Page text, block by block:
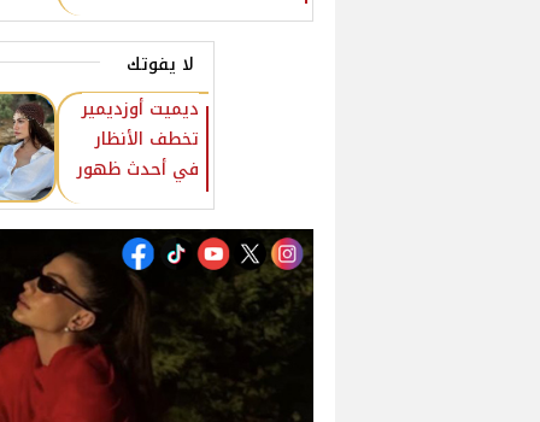
لا يفوتك
ديميت أوزديمير
تخطف الأنظار
في أحدث ظهور